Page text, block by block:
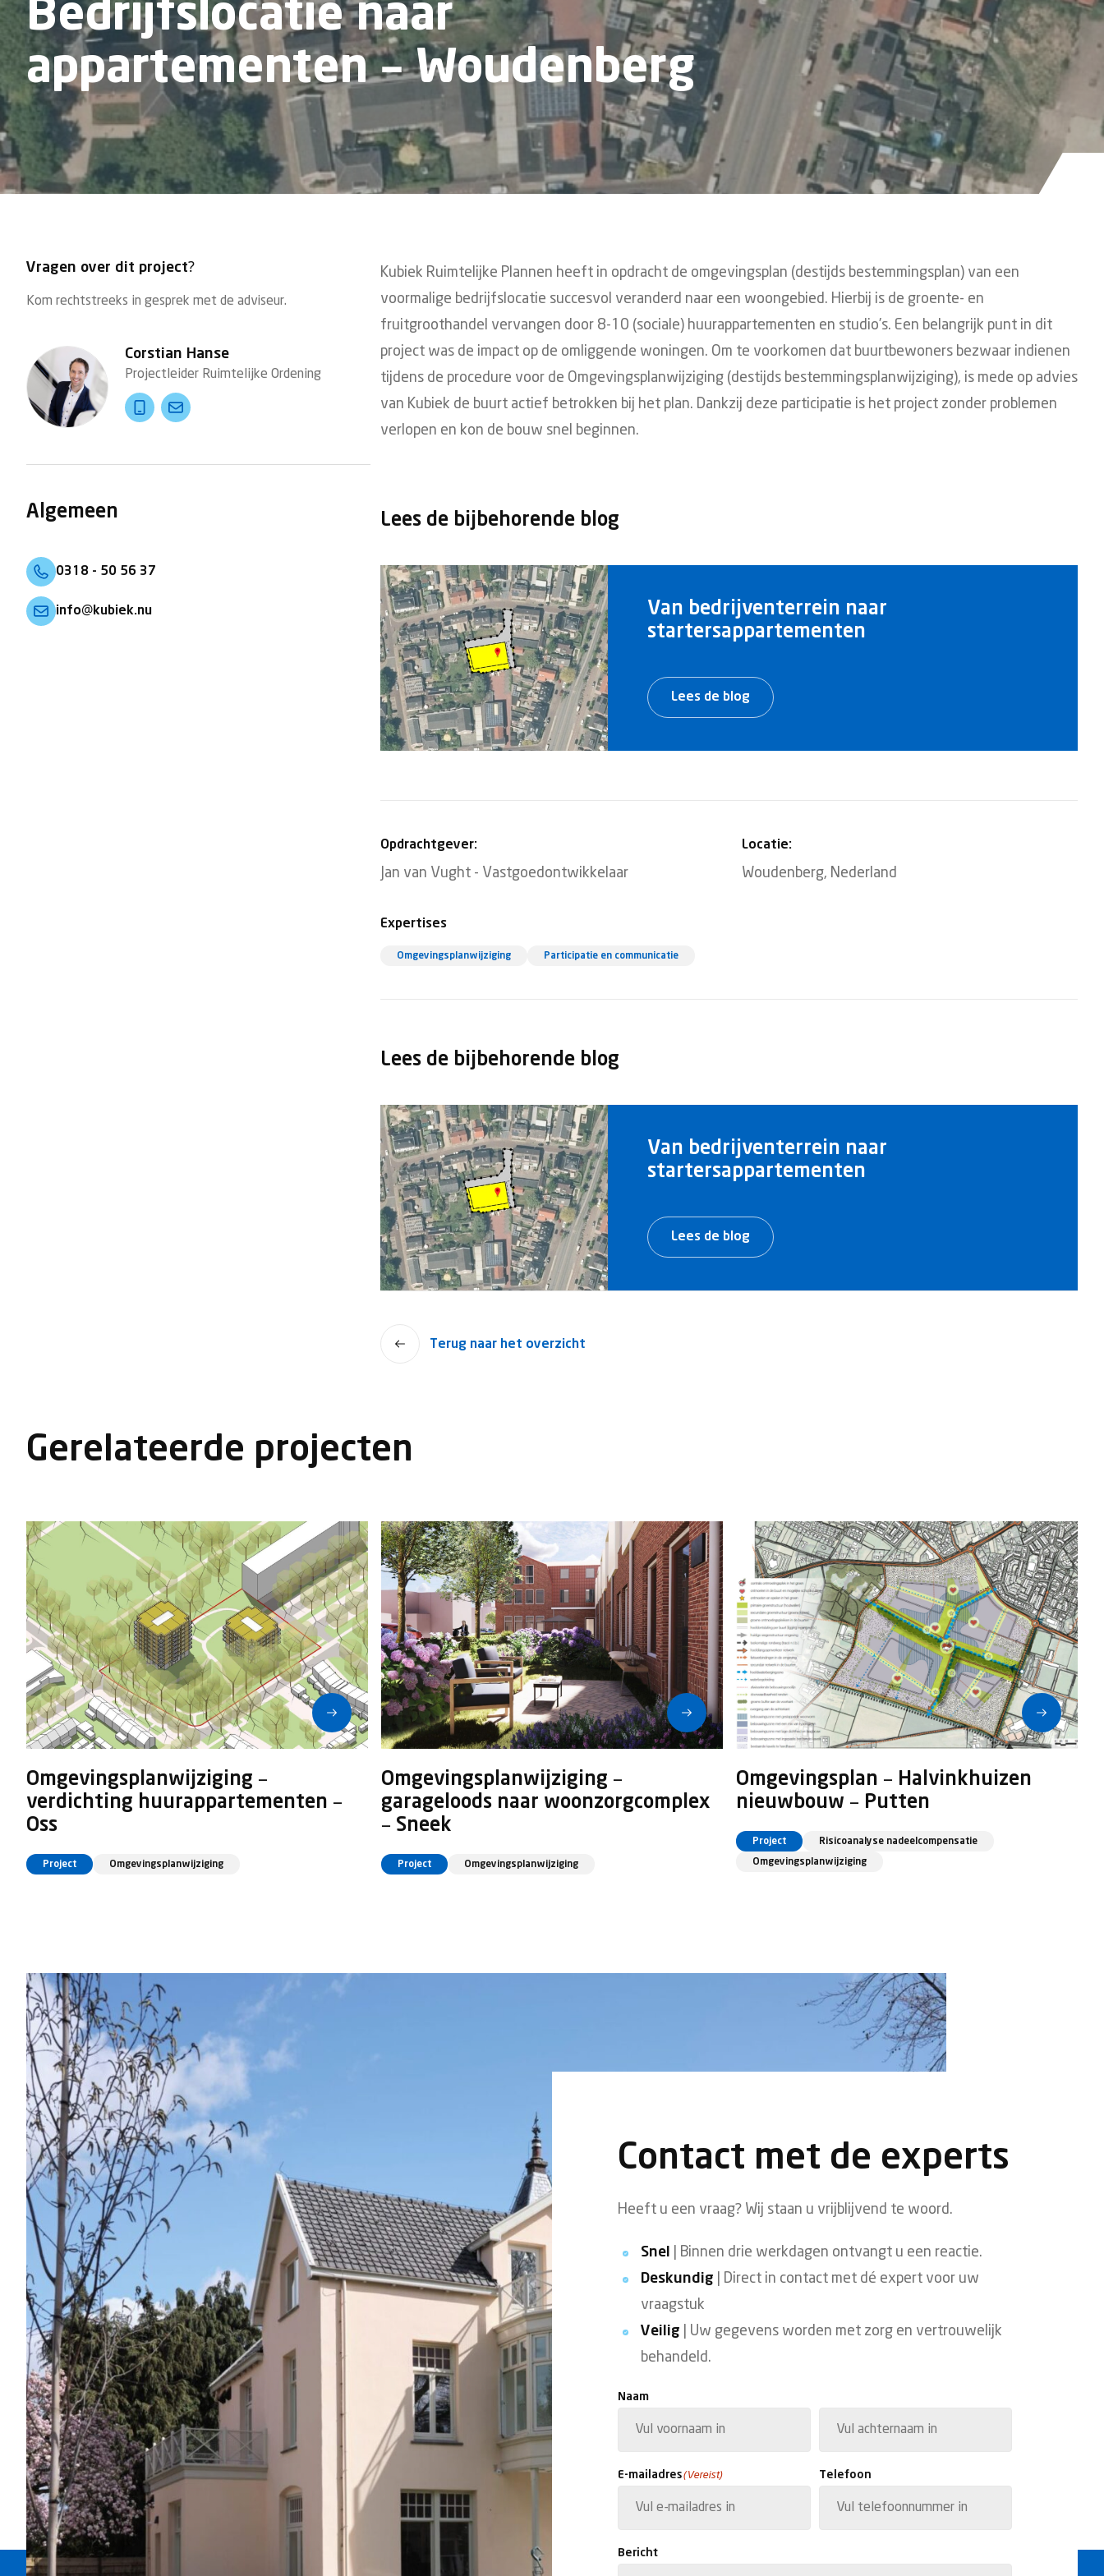
Bedrijfslocatie naar
appartementen – Woudenberg
Vragen over dit project?
Kom rechtstreeks in gesprek met de adviseur.
Corstian Hanse
Projectleider Ruimtelijke Ordening
Algemeen
0318 - 50 56 37
info@kubiek.nu
Kubiek Ruimtelijke Plannen heeft in opdracht de omgevingsplan (destijds bestemmingsplan) van een
voormalige bedrijfslocatie succesvol veranderd naar een woongebied. Hierbij is de groente- en
fruitgroothandel vervangen door 8-10 (sociale) huurappartementen en studio’s. Een belangrijk punt in dit
project was de impact op de omliggende woningen. Om te voorkomen dat buurtbewoners bezwaar indienen
tijdens de procedure voor de Omgevingsplanwijziging (destijds bestemmingsplanwijziging), is mede op advies
van Kubiek de buurt actief betrokken bij het plan. Dankzij deze participatie is het project zonder problemen
verlopen en kon de bouw snel beginnen.
Lees de bijbehorende blog
Van bedrijventerrein naar
startersappartementen
Lees de blog
Opdrachtgever:
Jan van Vught - Vastgoedontwikkelaar
Locatie:
Woudenberg, Nederland
Expertises
Omgevingsplanwijziging Participatie en communicatie
Lees de bijbehorende blog
Van bedrijventerrein naar
startersappartementen
Lees de blog
Terug naar het overzicht
Gerelateerde projecten
Omgevingsplanwijziging –
verdichting huurappartementen –
Oss
Project Omgevingsplanwijziging
Omgevingsplanwijziging –
garageloods naar woonzorgcomplex
– Sneek
Project Omgevingsplanwijziging
Omgevingsplan – Halvinkhuizen
nieuwbouw – Putten
Project Risicoanalyse nadeelcompensatie
Omgevingsplanwijziging
Contact met de experts
Heeft u een vraag? Wij staan u vrijblijvend te woord.
Snel
| Binnen drie werkdagen ontvangt u een reactie.
Deskundig | Direct in contact met dé expert voor uw
vraagstuk
Veilig | Uw gegevens worden met zorg en vertrouwelijk
behandeld.
Naam
E-mailadres(Vereist) Telefoon
Bericht